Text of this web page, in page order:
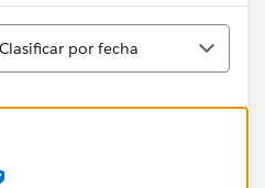
Clasificar por fecha